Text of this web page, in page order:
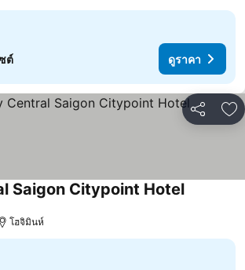
ต์ ดูราคา
แชร์ เ
Saigon Citypoint Hotelดูราคา
โฮจิมินห์